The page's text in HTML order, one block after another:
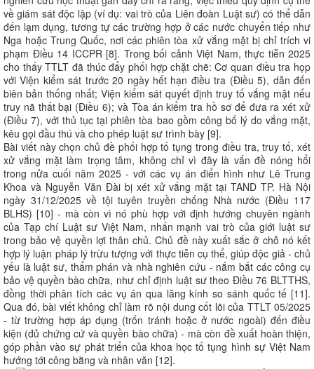
về giám sát độc lập (ví dụ: vai trò của Liên đoàn Luật sư) có thể dẫn
đến lạm dụng, tương tự các trường hợp ở các nước chuyển tiếp như
Nga hoặc Trung Quốc, nơi các phiên tòa xử vắng mặt bị chỉ trích vi
phạm Điều 14 ICCPR [8]. Trong bối cảnh Việt Nam, thực tiễn 2025
cho thấy TTLT đã thúc đẩy phối hợp chặt chẽ: Cơ quan điều tra họp
với Viện kiểm sát trước 20 ngày hết hạn điều tra (Điều 5), dẫn đến
biên bản thống nhất; Viện kiểm sát quyết định truy tố vắng mặt nếu
truy nã thất bại (Điều 6); và Tòa án kiểm tra hồ sơ để đưa ra xét xử
(Điều 7), với thủ tục tại phiên tòa bao gồm công bố lý do vắng mặt,
kêu gọi đầu thú và cho phép luật sư trình bày [9].
Bài viết này chọn chủ đề phối hợp tố tụng trong điều tra, truy tố, xét
xử vắng mặt làm trọng tâm, không chỉ vì đây là vấn đề nóng hổi
trong nửa cuối năm 2025 - với các vụ án điển hình như Lê Trung
Khoa và Nguyễn Văn Đài bị xét xử vắng mặt tại TAND TP. Hà Nội
ngày 31/12/2025 về tội tuyên truyền chống Nhà nước (Điều 117
BLHS) [10] - mà còn vì nó phù hợp với định hướng chuyên ngành
của Tạp chí Luật sư Việt Nam, nhấn mạnh vai trò của giới luật sư
trong bảo vệ quyền lợi thân chủ. Chủ đề này xuất sắc ở chỗ nó kết
hợp lý luận pháp lý trừu tượng với thực tiễn cụ thể, giúp độc giả - chủ
yếu là luật sư, thẩm phán và nhà nghiên cứu - nắm bắt các công cụ
bảo vệ quyền bào chữa, như chỉ định luật sư theo Điều 76 BLTTHS,
đồng thời phân tích các vụ án qua lăng kính so sánh quốc tế [11].
Qua đó, bài viết không chỉ làm rõ nội dung cốt lõi của TTLT 05/2025
- từ trường hợp áp dụng (trốn tránh hoặc ở nước ngoài) đến điều
kiện (đủ chứng cứ và quyền bào chữa) - mà còn đề xuất hoàn thiện,
góp phần vào sự phát triển của khoa học tố tụng hình sự Việt Nam
hướng tới công bằng và nhân văn [12].